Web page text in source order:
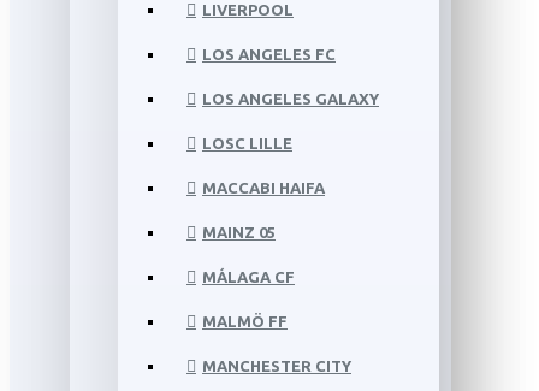
LIVERPOOL
LOS ANGELES FC
LOS ANGELES GALAXY
LOSC LILLE
MACCABI HAIFA
MAINZ 05
MÁLAGA CF
MALMÖ FF
MANCHESTER CITY